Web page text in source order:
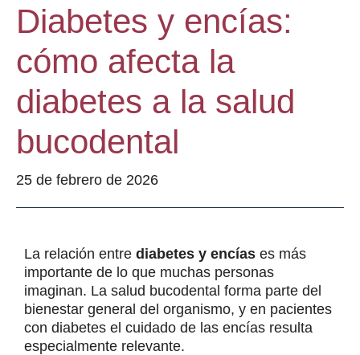
Diabetes y encías:
cómo afecta la
diabetes a la salud
bucodental
25 de febrero de 2026
La relación entre diabetes y encías es más
importante de lo que muchas personas
imaginan. La salud bucodental forma parte del
bienestar general del organismo, y en pacientes
con diabetes el cuidado de las encías resulta
especialmente relevante.